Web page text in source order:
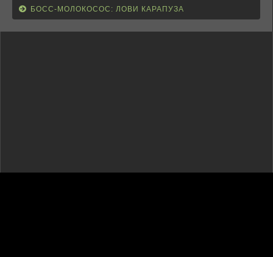
БОСС-МОЛОКОСОС: ЛОВИ КАРАПУЗА